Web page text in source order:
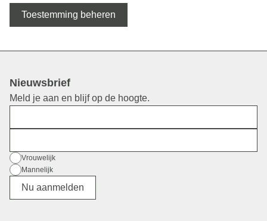
Toestemming beheren
Nieuwsbrief
Meld je aan en blijf op de hoogte.
Geslacht
Vrouwelijk
Mannelijk
Divers
Nu aanmelden